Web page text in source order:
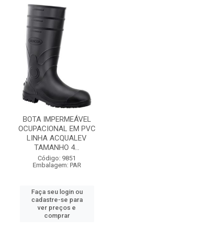
BOTA IMPERMEÁVEL
OCUPACIONAL EM PVC
LINHA ACQUALEV
TAMANHO 4...
Código: 9851
Embalagem: PAR
Faça seu login ou
cadastre-se para
ver preços e
comprar